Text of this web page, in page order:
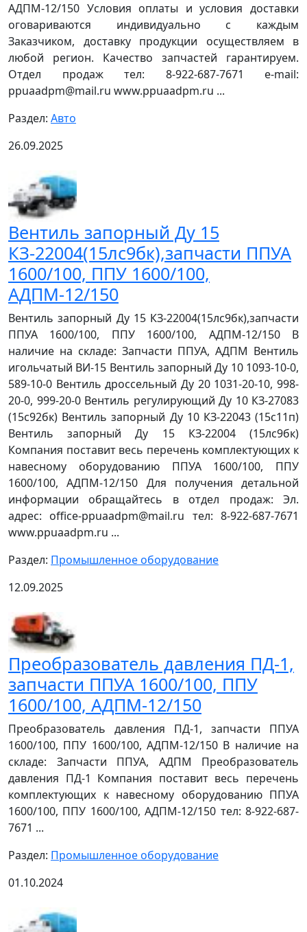
АДПМ-12/150 Условия оплаты и условия доставки
оговариваются индивидуально с каждым
Заказчиком, доставку продукции осуществляем в
любой регион. Качество запчастей гарантируем.
Отдел продаж тел: 8-922-687-7671 e-mail:
ppuaadpm@mail.ru www.ppuaadpm.ru ...
Раздел: Авто
26.09.2025
Вентиль запорный Ду 15
КЗ-22004(15лс9бк),запчасти ППУА
1600/100, ППУ 1600/100,
АДПМ-12/150
Вентиль запорный Ду 15 КЗ-22004(15лс9бк),запчасти
ППУА 1600/100, ППУ 1600/100, АДПМ-12/150 В
наличие на складе: Запчасти ППУА, АДПМ Вентиль
игольчатый ВИ-15 Вентиль запорный Ду 10 1093-10-0,
589-10-0 Вентиль дроссельный Ду 20 1031-20-10, 998-
20-0, 999-20-0 Вентиль регулирующий Ду 10 КЗ-27083
(15с92бк) Вентиль запорный Ду 10 КЗ-22043 (15с11п)
Вентиль запорный Ду 15 КЗ-22004 (15лс9бк)
Компания поставит весь перечень комплектующих к
навесному оборудованию ППУА 1600/100, ППУ
1600/100, АДПМ-12/150 Для получения детальной
информации обращайтесь в отдел продаж: Эл.
адрес: office-ppuaadpm@mail.ru тел: 8-922-687-7671
www.ppuaadpm.ru ...
Раздел: Промышленное оборудование
12.09.2025
Преобразователь давления ПД-1,
запчасти ППУА 1600/100, ППУ
1600/100, АДПМ-12/150
Преобразователь давления ПД-1, запчасти ППУА
1600/100, ППУ 1600/100, АДПМ-12/150 В наличие на
складе: Запчасти ППУА, АДПМ Преобразователь
давления ПД-1 Компания поставит весь перечень
комплектующих к навесному оборудованию ППУА
1600/100, ППУ 1600/100, АДПМ-12/150 тел: 8-922-687-
7671 ...
Раздел: Промышленное оборудование
01.10.2024